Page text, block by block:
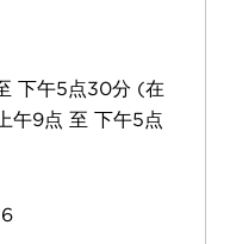
下午5点30分 (在
午9点 至 下午5点